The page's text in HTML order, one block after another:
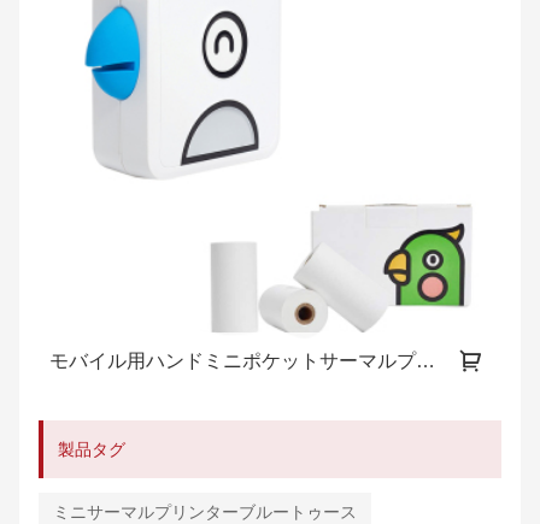
モバイル用ハンドミニポケットサーマルプリンタースーツ
製品タグ
ミニサーマルプリンターブルートゥース